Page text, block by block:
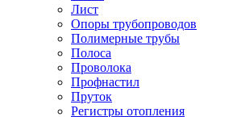
Лист
Опоры трубопроводов
Полимерные трубы
Полоса
Проволока
Профнастил
Пруток
Регистры отопления